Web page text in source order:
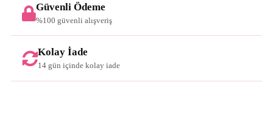
Güvenli Ödeme
%100 güvenli alışveriş
Kolay İade
14 gün içinde kolay iade